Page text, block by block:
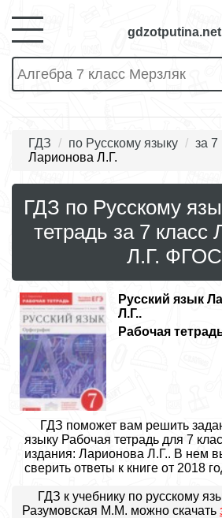
gdzotputina.net
ГДЗ по Русскому языку
за 7
Ларионова Л.Г.
ГДЗ по Русскому
тетрадь за 7 класс
Л.Г. ФГОС
Русский язык
Л.Г..
Рабочая
ГДЗ поможет вам решить
языку Рабочая тетрадь для 7
издания: Ларионова Л.Г.. В нем
сверить ответы к книге от 2018
ГДЗ к учебнику по русскому
Разумовская М.М. можно скачать